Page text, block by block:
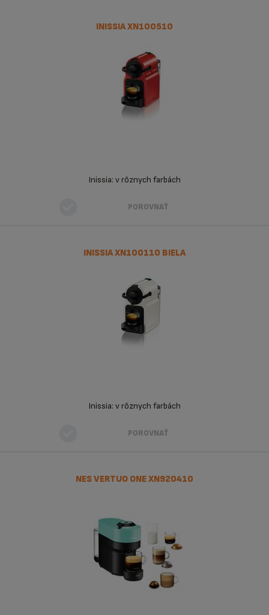
POROVNAŤ
INISSIA XN100510
Inissia: v rôznych farbách
POROVNAŤ
INISSIA XN100110 BIELA
Inissia: v rôznych farbách
NES VERTUO ONE XN920410